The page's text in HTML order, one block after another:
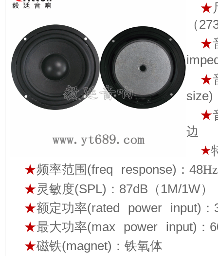
★
（
★
★
size)
★
边
★
★频率范围(freq response)：48
★灵敏度(SPL)：87dB（1M/1W）
★额定功率(rated power input)：
★最大功率(max power input)：
★磁铁(magnet)：铁氧体